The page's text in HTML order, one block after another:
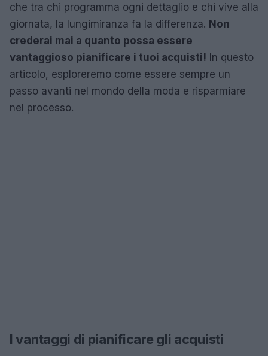
che tra chi programma ogni dettaglio e chi vive alla
giornata, la lungimiranza fa la differenza. Non
crederai mai a quanto possa essere
vantaggioso pianificare i tuoi acquisti! In questo
articolo, esploreremo come essere sempre un
passo avanti nel mondo della moda e risparmiare
nel processo.
I vantaggi di pianificare gli acquisti